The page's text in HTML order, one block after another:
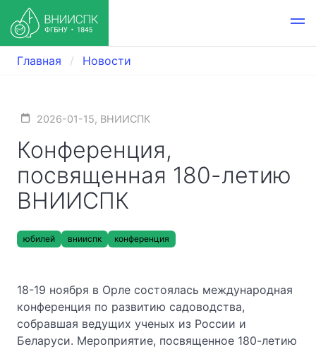
Главная Новости
2026-01-15, ВНИИСПК
Конференция,
посвященная 180-летию
ВНИИСПК
юбилей внииспк конференция
18-19 ноября в Орле состоялась международная
конференция по развитию садоводства,
собравшая ведущих ученых из России и
Беларуси. Мероприятие, посвященное 180-летию